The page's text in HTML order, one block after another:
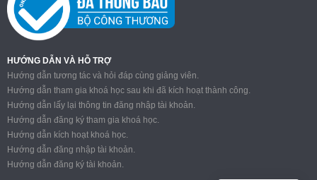
HƯỚNG DẪN VÀ HỖ TRỢ
Hướng dẫn tương tác và hỏi đáp cùng giảng viên.
Hướng dẫn tham gia khoá học sau khi đã kích hoạt thành công.
Hướng dẫn lấy lại thông tin đăng nhập tài khoản.
Hướng dẫn đăng ký tham gia khoá học.
Hướng dẫn kích hoạt khoá học.
Hướng dẫn đăng nhập tài khoản.
Hướng dẫn đăng ký tài khoản.